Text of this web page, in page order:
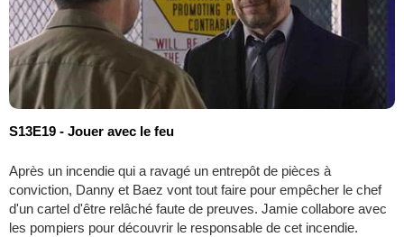
S13E19 - Jouer avec le feu
Après un incendie qui a ravagé un entrepôt de pièces à
conviction, Danny et Baez vont tout faire pour empêcher le chef
d'un cartel d'être relâché faute de preuves. Jamie collabore avec
les pompiers pour découvrir le responsable de cet incendie.